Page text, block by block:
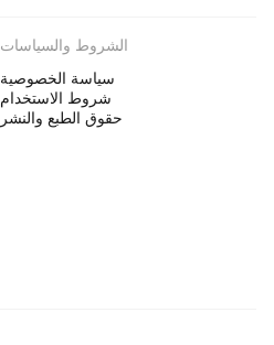
الشروط والسياسات
سياسة الخصوصية
شروط الاستخدام
حقوق الطبع والنشر